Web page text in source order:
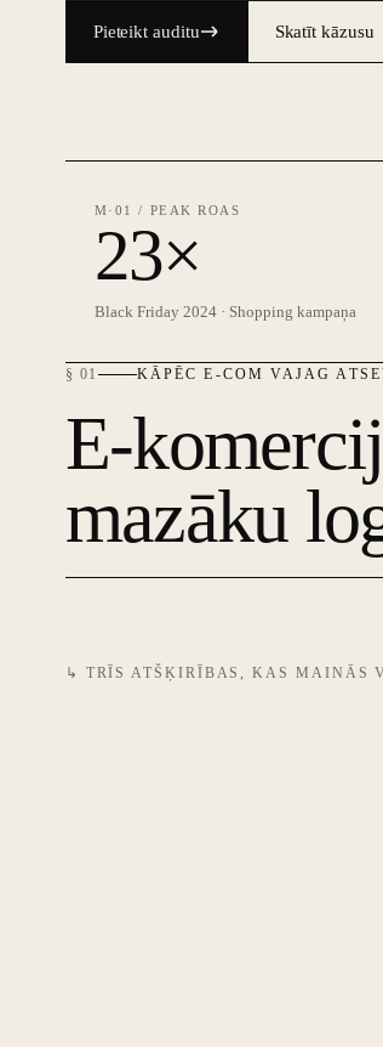
Pieteikt auditu Skatīt kāzusu
M·01 / PEAK ROAS
23×
Black Friday 2024 · Shopping kampaņa
§ 01 KĀPĒC E-COM VAJAG
E-
mazāku
↳ TRĪS ATŠĶIRĪBAS, KAS MAINĀS